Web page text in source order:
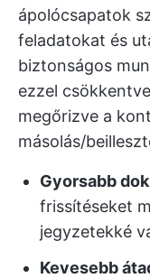
ápolócsapatok
feladatokat és
biztonságos
ezzel
megőrizve a
másolás/
Gyorsabb
frissítéseket
jegyzetekké
Kevesebb